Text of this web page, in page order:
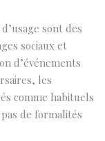
sont des
sociaux et
d’événements
les
comme habituels
de formalités